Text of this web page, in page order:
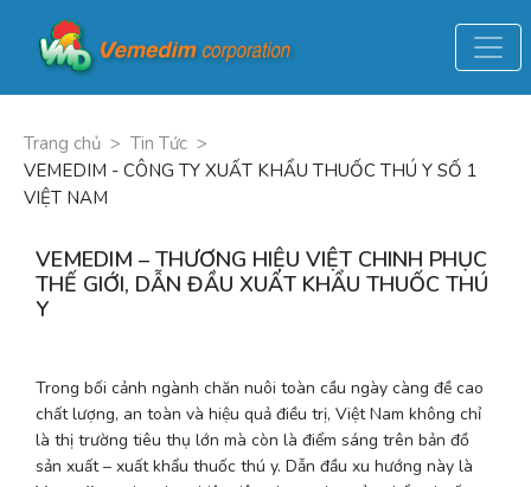
Trang chủ > Tin Tức >
VEMEDIM - CÔNG TY XUẤT KHẨU THUỐC THÚ Y SỐ 1
VIỆT NAM
VEMEDIM – THƯƠNG HIỆU VIỆT CHINH PHỤC
THẾ GIỚI, DẪN ĐẦU XUẤT KHẨU THUỐC THÚ
Y
Trong bối cảnh ngành chăn nuôi toàn cầu ngày càng đề cao
chất lượng, an toàn và hiệu quả điều trị, Việt Nam không chỉ
là thị trường tiêu thụ lớn mà còn là điểm sáng trên bản đồ